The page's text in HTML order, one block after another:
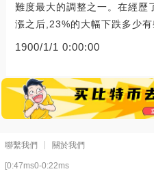
難度最大的調整之一。在經歷
漲之后,23%的大幅下跌多少
1900/1/1 0:00:00
聯繫我們 關於我們
[0:47ms0-0:22ms